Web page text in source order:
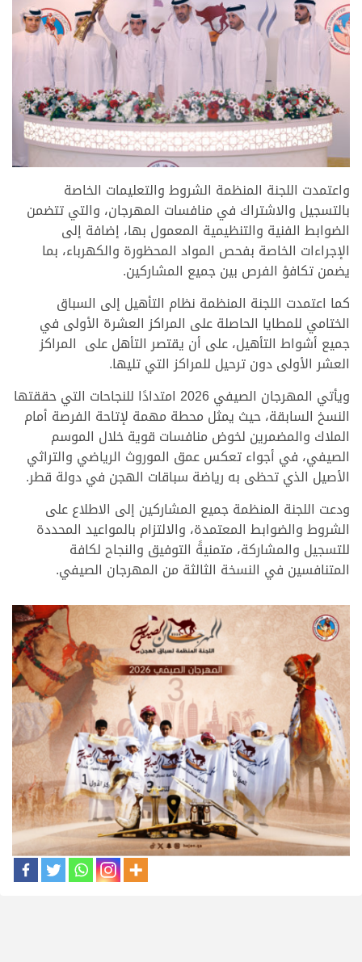
واعتمدت اللجنة المنظمة الشروط والتعليمات الخاصة
بالتسجيل والاشتراك في منافسات المهرجان، والتي تتضمن
الضوابط الفنية والتنظيمية المعمول بها، إضافة إلى
الإجراءات الخاصة بفحص المواد المحظورة والكهرباء، بما
يضمن تكافؤ الفرص بين جميع المشاركين.
كما اعتمدت اللجنة المنظمة نظام التأهيل إلى السباق
الختامي للمطايا الحاصلة على المراكز العشرة الأولى في
جميع أشواط التأهيل، على أن يقتصر التأهل على المراكز
العشر الأولى دون ترحيل للمراكز التي تليها.
ويأتي المهرجان الصيفي 2026 امتدادًا للنجاحات التي حققتها
النسخ السابقة، حيث يمثل محطة مهمة لإتاحة الفرصة أمام
الملاك والمضمرين لخوض منافسات قوية خلال الموسم
الصيفي، في أجواء تعكس عمق الموروث الرياضي والتراثي
الأصيل الذي تحظى به رياضة سباقات الهجن في دولة قطر.
ودعت اللجنة المنظمة جميع المشاركين إلى الاطلاع على
الشروط والضوابط المعتمدة، والالتزام بالمواعيد المحددة
للتسجيل والمشاركة، متمنيةً التوفيق والنجاح لكافة
المتنافسين في النسخة الثالثة من المهرجان الصيفي.